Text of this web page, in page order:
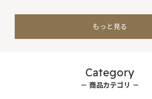
もっと見る
Category
－ 商品カテゴリ －